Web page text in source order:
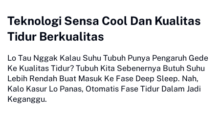
Teknologi Sensa Cool Dan Kualitas
Tidur Berkualitas
Lo Tau Nggak Kalau Suhu Tubuh Punya Pengaruh Gede
Ke Kualitas Tidur? Tubuh Kita Sebenernya Butuh Suhu
Lebih Rendah Buat Masuk Ke Fase Deep Sleep. Nah,
Kalo Kasur Lo Panas, Otomatis Fase Tidur Dalam Jadi
Keganggu.